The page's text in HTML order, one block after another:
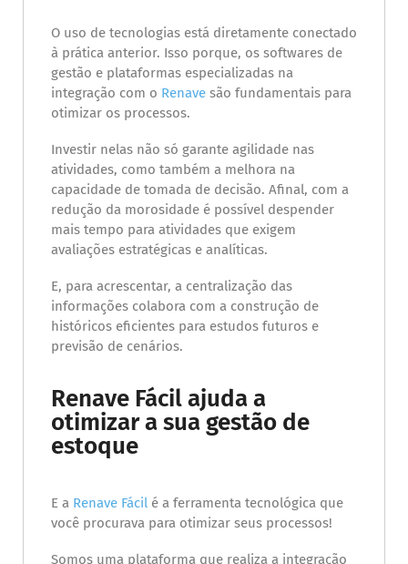
O uso de tecnologias está diretamente conectado
à prática anterior. Isso porque, os softwares de
gestão e plataformas especializadas na
integração com o Renave são fundamentais para
otimizar os processos.
Investir nelas não só garante agilidade nas
atividades, como também a melhora na
capacidade de tomada de decisão. Afinal, com a
redução da morosidade é possível despender
mais tempo para atividades que exigem
avaliações estratégicas e analíticas.
E, para acrescentar, a centralização das
informações colabora com a construção de
históricos eficientes para estudos futuros e
previsão de cenários.
Renave Fácil ajuda a
otimizar a sua gestão de
estoque
E a Renave Fácil é a ferramenta tecnológica que
você procurava para otimizar seus processos!
Somos uma plataforma que realiza a integração